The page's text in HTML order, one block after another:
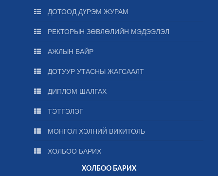
ДОТООД ДҮРЭМ ЖУРАМ
РЕКТОРЫН ЗӨВЛӨЛИЙН МЭДЭЭЛЭЛ
АЖЛЫН БАЙР
ДОТУУР УТАСНЫ ЖАГСААЛТ
ДИПЛОМ ШАЛГАХ
ТЭТГЭЛЭГ
МОНГОЛ ХЭЛНИЙ ВИКИТОЛЬ
ХОЛБОО БАРИХ
ХОЛБОО БАРИХ